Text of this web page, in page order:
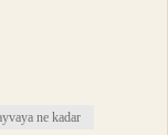
ne kadar